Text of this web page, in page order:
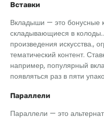
Вставки
Вкладыши — это бонусные
складывающиеся в
произведения искусства.,
тематический контент.
например, популярный
появляться раз в пяти
Параллели
Параллели — это